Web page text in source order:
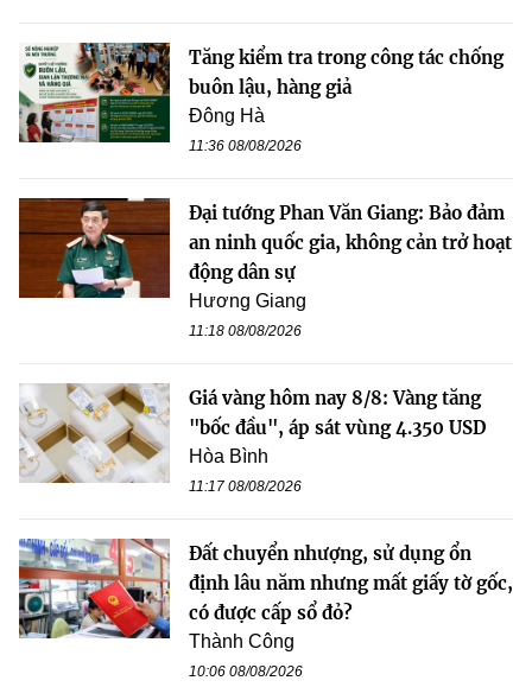
Tăng kiểm tra trong công tác chống
buôn lậu, hàng giả
Đông Hà
11:36 08/08/2026
Đại tướng Phan Văn Giang: Bảo đảm
an ninh quốc gia, không cản trở hoạt
động dân sự
Hương Giang
11:18 08/08/2026
Giá vàng hôm nay 8/8: Vàng tăng
"bốc đầu", áp sát vùng 4.350 USD
Hòa Bình
11:17 08/08/2026
Đất chuyển nhượng, sử dụng ổn
định lâu năm nhưng mất giấy tờ gốc,
có được cấp sổ đỏ?
Thành Công
10:06 08/08/2026